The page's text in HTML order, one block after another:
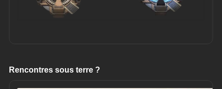
Rencontres sous terre ?